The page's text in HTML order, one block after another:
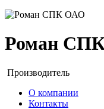
Роман
Производитель
О компании
Контакты